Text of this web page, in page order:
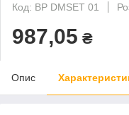
Код: BP DMSET 01
987,05 ₴
Опис